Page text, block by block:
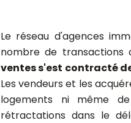
Le réseau d'agences
nombre de transactions
ventes s'est contracté
Les vendeurs et les
logements ni même
rétractations dans le